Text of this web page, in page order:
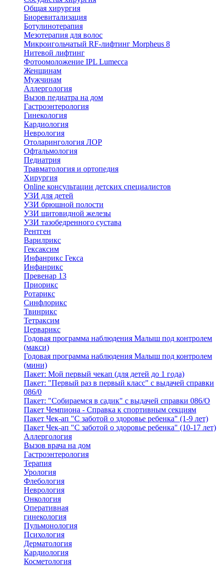
Общая хирургия
Биоревитализация
Ботулинотерапия
Мезотерапия для волос
Микроигольчатый RF-лифтинг Morpheus 8
Нитевой лифтинг
Фотоомоложение IPL Lumecca
Женщинам
Мужчинам
Аллергология
Вызов педиатра на дом
Гастроэнтерология
Гинекология
Кардиология
Неврология
Отоларингология ЛОР
Офтальмология
Педиатрия
Травматология и ортопедия
Хирургия
Online консультации детских специалистов
УЗИ для детей
УЗИ брюшной полости
УЗИ щитовидной железы
УЗИ тазобедренного сустава
Рентген
Варилрикс
Гексаксим
Инфанрикс Гекса
Инфанрикс
Превенар 13
Приорикс
Ротарикс
Синфлорикс
Твинрикс
Тетраксим
Церварикс
Годовая программа наблюдения Малыш под контролем
(макси)
Годовая программа наблюдения Малыш под контролем
(мини)
Пакет: Мой первый чекап (для детей до 1 года)
Пакет: "Первый раз в первый класс" с выдачей справки
086/0
Пакет: "Собираемся в садик" с выдачей справки 086/О
Пакет Чемпиона - Справка к спортивным секциям
Пакет Чек-ап "С заботой о здоровье ребенка" (1-9 лет)
Пакет Чек-ап "С заботой о здоровье ребенка" (10-17 лет)
Аллергология
Вызов врача на дом
Гастроэнтерология
Терапия
Урология
Флебология
Неврология
Онкология
Оперативная
гинекология
Пульмонология
Психология
Дерматология
Кардиология
Косметология